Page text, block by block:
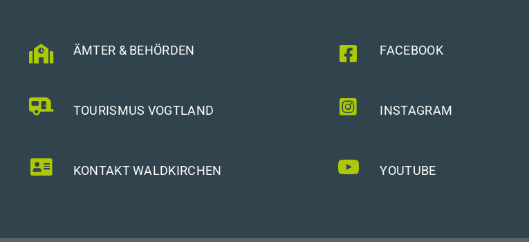
ÄMTER & BEHÖRDEN
TOURISMUS VOGTLAND
KONTAKT WALDKIRCHEN
FACEBOOK
INSTAGRAM
YOUTUBE